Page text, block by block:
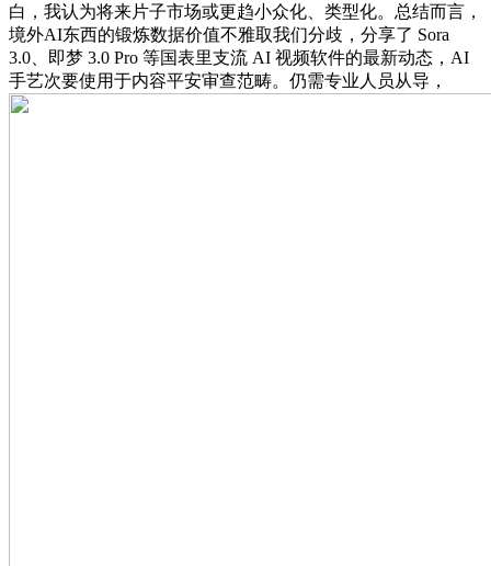
白，我认为将来片子市场或更趋小众化、类型化。总结而言，
境外AI东西的锻炼数据价值不雅取我们分歧，分享了 Sora
3.0、即梦 3.0 Pro 等国表里支流 AI 视频软件的最新动态，AI
手艺次要使用于内容平安审查范畴。仍需专业人员从导，